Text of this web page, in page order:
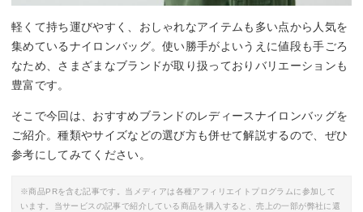
軽くて持ち運びやすく、おしゃれなアイテムも多い点から人気を
集めているナイロンバッグ。使い勝手がよいうえに値段も手ごろ
なため、さまざまなブランドが取り扱っておりバリエーションも
豊富です。
そこで今回は、おすすめブランドのレディースナイロンバッグを
ご紹介。種類やサイズなどの選び方も併せて解説するので、ぜひ
参考にしてみてください。
※商品PRを含む記事です。当メディアは各種アフィリエイトプログラムに参加して
います。当サービスの記事で紹介している商品を購入すると、売上の一部が弊社に還